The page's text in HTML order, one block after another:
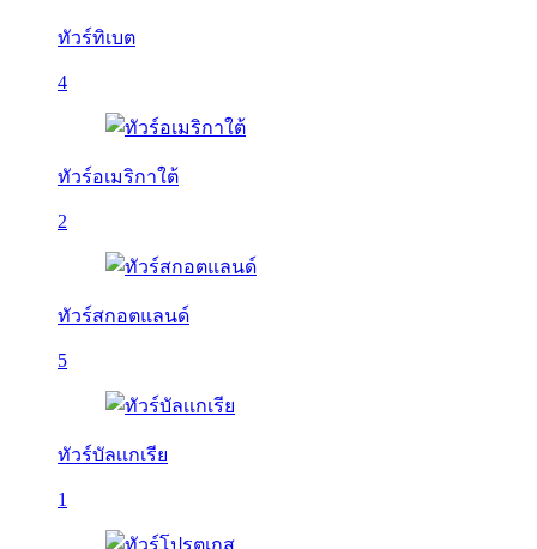
ทัวร์ทิเบต
4
ทัวร์อเมริกาใต้
2
ทัวร์สกอตแลนด์
5
ทัวร์บัลเเกเรีย
1